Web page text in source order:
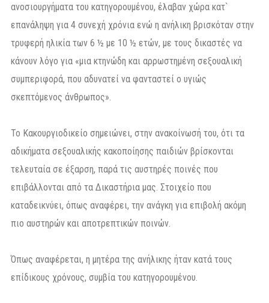
ανοσιουργήματα του κατηγορουμένου, έλαβαν χώρα κατ`
επανάληψη για 4 συνεχή χρόνια ενώ η ανήλικη βρισκόταν στην
τρυφερή ηλικία των 6 ½ με 10 ½ ετών, με τους δικαστές να
κάνουν λόγο για «μια κτηνώδη και αρρωστημένη σεξουαλική
συμπεριφορά, που αδυνατεί να φανταστεί ο υγιώς
σκεπτόμενος άνθρωπος».
Το Κακουργιοδικείο σημειώνει, στην ανακοίνωσή του, ότι τα
αδικήματα σεξουαλικής κακοποίησης παιδιών βρίσκονται
τελευταία σε έξαρση, παρά τις αυστηρές ποινές που
επιβάλλονται από τα Δικαστήρια μας. Στοιχείο που
καταδεικνύει, όπως αναφέρει, την ανάγκη για επιβολή ακόμη
πιο αυστηρών και αποτρεπτικών ποινών.
Όπως αναφέρεται, η μητέρα της ανήλικης ήταν κατά τους
επίδικους χρόνους, συμβία του κατηγορουμένου.